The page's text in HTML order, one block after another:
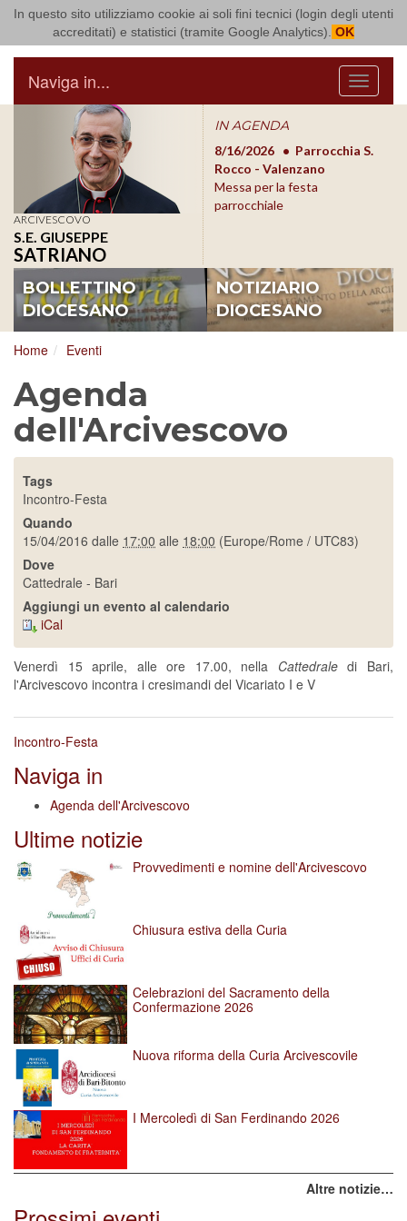
In questo sito utilizziamo cookie ai soli fini tecnici (login degli utenti
accreditati) e statistici (tramite Google Analytics). OK
Arcidiocesi di Bari Bitonto
Menu
Naviga in...
ARCIVESCOVO
S.E. GIUSEPPE
SATRIANO
IN AGENDA
8/17/2026
Conversano
Conferenza Episcopale
Pugliese
8/16/2026
Parrocchia S.
Rocco - Valenzano
Messa per la festa
parrocchiale
BOLLETTINO
DIOCESANO
NOTIZIARIO
DIOCESANO
Home Eventi
Agenda
dell'Arcivescovo
Tags
Incontro-Festa
Quando
15/04/2016 dalle 17:00 alle 18:00 (Europe/Rome / UTC83)
Dove
Cattedrale - Bari
Aggiungi un evento al calendario
iCal
Venerdì 15 aprile, alle ore 17.00, nella Cattedraledi Bari,
l'Arcivescovo incontra i cresimandi del Vicariato I e V
Incontro-Festa
Naviga in
Agenda dell'Arcivescovo
Ultime notizie
Provvedimenti e nomine dell'Arcivescovo
Chiusura estiva della Curia
Celebrazioni del Sacramento della
Confermazione 2026
Nuova riforma della Curia Arcivescovile
I Mercoledì di San Ferdinando 2026
Altre notizie…